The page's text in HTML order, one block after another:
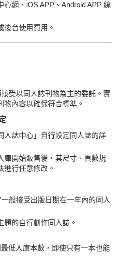
心網、iOS APP、Android APP 線
後台使用費用。
接受以同人誌刊物為主的委託。實
物內容以確保符合標準。
人誌中心」自行設定同人誌的詳
庫開始販售後，其尺寸、頁數規
進行任意修改。
一般接受出版日期在一年內的同人
題的自行創作同人誌。
最低入庫本數，即使只有一本也能